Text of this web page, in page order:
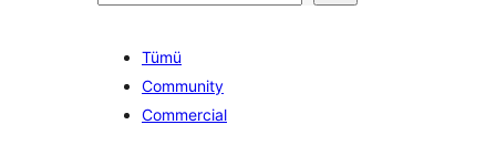
Tümü
Community
Commercial